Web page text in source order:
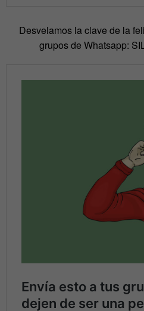
Desvelamos la clave de la
grupos de Whatsapp: